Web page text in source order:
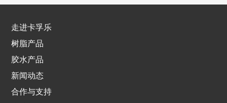
走进卡孚乐
树脂产品
胶水产品
新闻动态
合作与支持